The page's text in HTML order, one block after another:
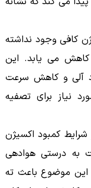
کافی وجود نداشته
کاهش می یابد. این
آلی و کاهش سرعت
نیاز برای تصفیه
شرایط کمبود اکسیژن
درستی هوادهی
این موضوع باعث ته